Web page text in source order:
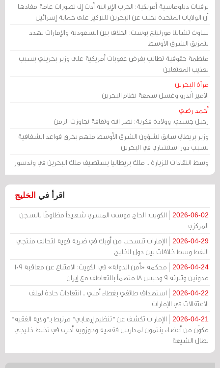
برقيات دبلوماسية أمريكية: الحرب الإيرانية أدت إلى تصورات عامة مفادها
أن الولايات المتحدة تخلت عن البحرين للتركيز على حماية إسرائيل
ساوث تشاينا مورنينغ بوست: الخلاف بين السعودية والإمارات يهدد
بتمزيق الشرق الأوسط
منظمة حقوقية تطالب بفرض عقوبات أمريكية على وزير بحريني بسبب
تعذيب المعتقلين
مرآة البحرين
الأمير أندرو وغسل سمعة نظام البحرين
أحمد رضي
رحيل جسدي، وولادة فكرية: نصر الله وثقافة تجاوزت الزمن
وزير بريطاني سابق لشؤون الشرق الأوسط متهم بخرق قواعد الشفافية
بسبب دور استشاري في البحرين
وسط انتقادات للزيارة .. ملك بريطانيا يستضيف ملك البحرين في وندسور
اقرأ في الخليج
2026-06-02
الكويت: الحاج موسى المسري شهيداً مظلومًا بالسجن
المركزي
2026-04-29
الإمارات تنسحب من أوبك في ضربة قوية لتحالف منتجي
النفط وسط خلافات بين دول الخليج
2026-04-24
محكمة «أمن الدولة» في الكويت: الامتناع عن معاقبة 109
مدونين وتبرئة 9 وحبس 18 متهماً بالتعاطف مع إيران
2026-04-22
استهداف طائفي بغطاء أمني .. انتقادات حادة لملف
الاعتقالات في الإمارات
2026-04-21
الإمارات تكشف عن "تنظيم إرهابي" مرتبط بـ"ولاية الفقيه"
مكوّن من أعضاء ينتمون لمدارس فقهية وحوزوية أخرى في تخبط خليجي
يطال الشيعة